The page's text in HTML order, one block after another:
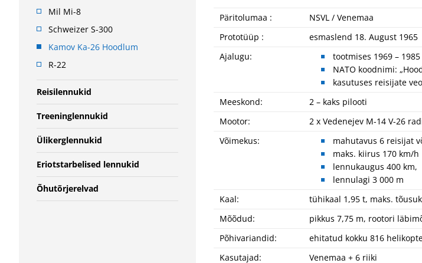
Mil Mi-8
Schweizer S-300
Kamov Ka-26 Hoodlum
R-22
Reisilennukid
Treeninglennukid
Ülikerglennukid
Eriotstarbelised lennukid
Õhutõrjerelvad
Päritolumaa :
NSVL / Venemaa
Prototüüp :
esmaslend 18. August 1965
Ajalugu:
tootmises 1969 – 1985
NATO koodnimi:
kasutuses reisijate
Meeskond:
2 – kaks pilooti
Mootor:
2 x Vedenejev M-14 V-26
Võimekus:
mahutavus 6 reisijat
maks. kiirus 170 km/h
lennukaugus 400 km,
lennulagi 3 000 m
Kaal:
tühikaal 1,95 t, maks.
Mõõdud:
pikkus 7,75 m, rootori
Põhivariandid:
ehitatud kokku 816
Kasutajad:
Venemaa + 6 riiki